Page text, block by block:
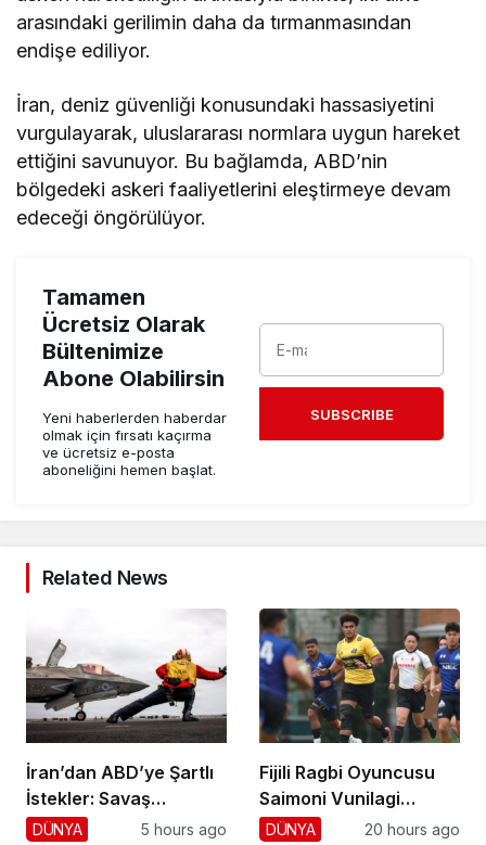
arasındaki gerilimin daha da tırmanmasından
endişe ediliyor.
İran, deniz güvenliği konusundaki hassasiyetini
vurgulayarak, uluslararası normlara uygun hareket
ettiğini savunuyor. Bu bağlamda, ABD’nin
bölgedeki askeri faaliyetlerini eleştirmeye devam
edeceği öngörülüyor.
Tamamen
Ücretsiz Olarak
Bültenimize
Abone Olabilirsin
Yeni haberlerden haberdar
olmak için fırsatı kaçırma
ve ücretsiz e-posta
aboneliğini hemen başlat.
SUBSCRIBE
Related News
İran’dan ABD’ye Şartlı
İstekler: Savaş
Sonlansın!
DÜNYA 5 hours ago
Fijili Ragbi Oyuncusu
Saimoni Vunilagi
Hayatını Kaybetti
DÜNYA 20 hours ago